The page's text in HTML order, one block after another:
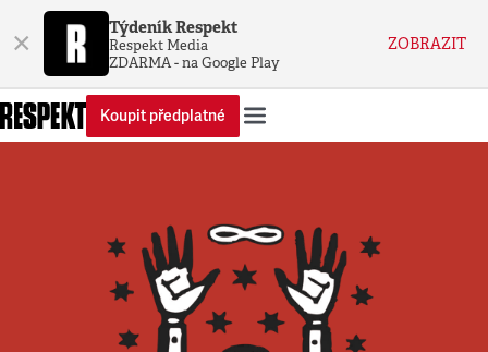
× Týdeník Respekt
Respekt Media
ZDARMA - na Google Play
ZOBRAZIT
Koupit předplatné